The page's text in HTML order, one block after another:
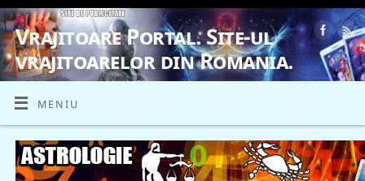
Vrajitoare Portal. Site-ul
vrajitoarelor din Romania.
VRAJITOARE, VRAJITOARELE, VRAJITOARE
MENIU